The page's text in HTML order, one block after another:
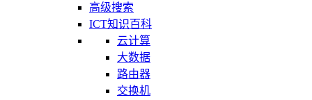
高级搜索
ICT知识百科
云计算
大数据
路由器
交换机